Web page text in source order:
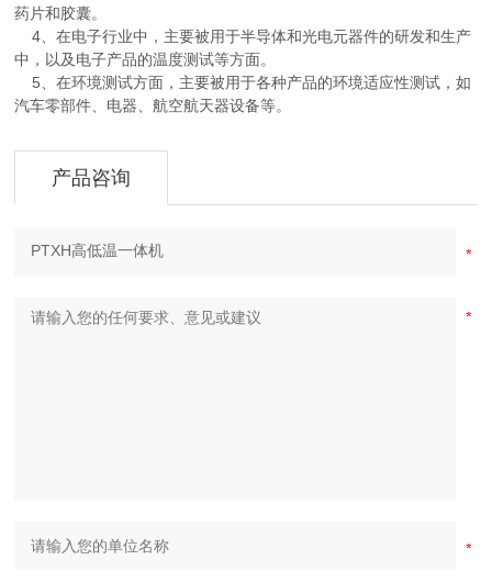
药片和胶囊。
4、在电子行业中，主要被用于半导体和光电元器件的研发和生产
中，以及电子产品的温度测试等方面。
5、在环境测试方面，主要被用于各种产品的环境适应性测试，如
汽车零部件、电器、航空航天器设备等。
产品咨询